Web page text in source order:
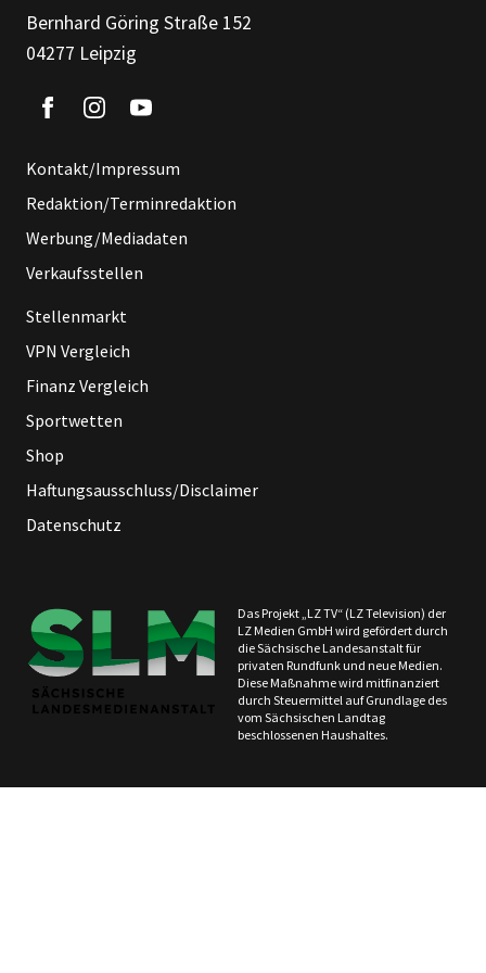
Bernhard Göring Straße 152
04277 Leipzig
Kontakt/Impressum
Redaktion/Terminredaktion
Werbung/Mediadaten
Verkaufsstellen
Stellenmarkt
VPN Vergleich
Finanz Vergleich
Sportwetten
Shop
Haftungsausschluss/Disclaimer
Datenschutz
Das Projekt „LZ TV“ (LZ Television) der
LZ Medien GmbH wird gefördert durch
die Sächsische Landesanstalt für
privaten Rundfunk und neue Medien.
Diese Maßnahme wird mitfinanziert
durch Steuermittel auf Grundlage des
vom Sächsischen Landtag
beschlossenen Haushaltes.